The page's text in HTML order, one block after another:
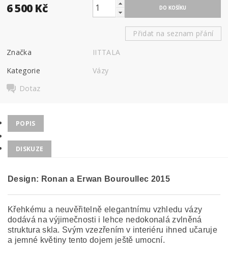
6 500 Kč
Přidat na seznam přání
Značka
IITTALA
Kategorie
Vázy
Dotaz
POPIS
DISKUZE
Design: Ronan a Erwan Bouroullec 2015
Křehkému a neuvěřitelně elegantnímu vzhledu vázy
dodává na výjimečnosti i lehce nedokonalá zvlněná
struktura skla. Svým vzezřením v interiéru ihned učaruje
a jemné květiny tento dojem ještě umocní.